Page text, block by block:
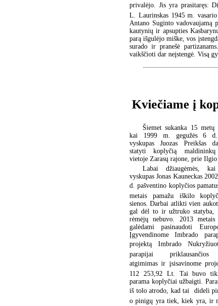
privalėjo. Jis yra prasitaręs:
L. Laurinskas 1945 m.
Antano Suginto
kautynių ir apsupties
parą išgulėjo miške, vos
surado ir pranešė
vaikščioti dar neįstengė. Visą
Kviečiame į
Šiemet sukanka 15 metų
kai 1999 m. gegužės 6 d.
vyskupas Juozas Preikšas
statyti koplyčią maldininkų
vietoje Zarasų rajone, prie Ilgio
Labai džiaugėmės, kai
vyskupas Jonas Kauneckas
d. pašventino koplyčios
metais pamažu iškilo
sienos. Darbai atlikti vien
gal dėl to ir užtruko statyba,
rėmėjų nebuvo. 2013 metais
galėdami pasinaudoti
Įgyvendinome Imbrado
projektą Imbrado
parapijai priklausančios
atgimimas ir įsisavinome
112 253,92 Lt. Tai buvo
parama koplyčiai užbaigti.
iš tolo atrodo, kad tai  dideli
o pinigų yra tiek, kiek yra, ir